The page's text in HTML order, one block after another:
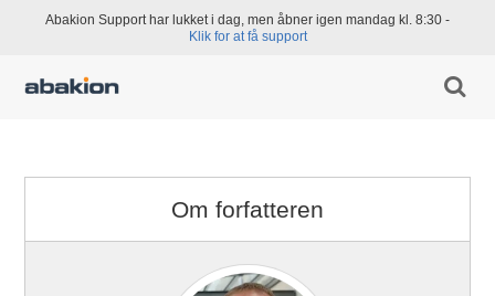
Abakion Support har lukket i dag, men åbner igen mandag kl. 8:30 -
Klik for at få support
Om forfatteren